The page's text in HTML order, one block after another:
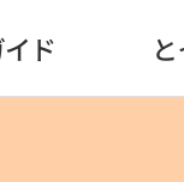
ド